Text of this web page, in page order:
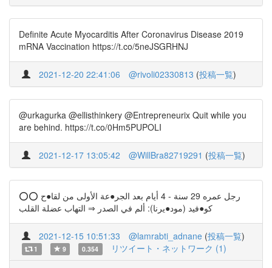
Definite Acute Myocarditis After Coronavirus Disease 2019
mRNA Vaccination https://t.co/5neJSGRHNJ
2021-12-20 22:41:06 @rivoli02330813 (投稿一覧)
@urkagurka @ellisthinkery @Entrepreneurix Quit while you
are behind. https://t.co/0Hm5PUPOLI
2021-12-17 13:05:42 @WillBra82719291 (投稿一覧)
⭕️⭕️ رجل عمره 29 سنة - 4 أيام بعد الجر●عة الأولى من لقا●ح
كو●فيد (مود●يرنا): ألم في الصدر ⇒ التهاب عضلة القلب
2021-12-15 10:51:33 @lamrabti_adnane (投稿一覧)
1 9 0.354 リツイート・ネットワーク (1)